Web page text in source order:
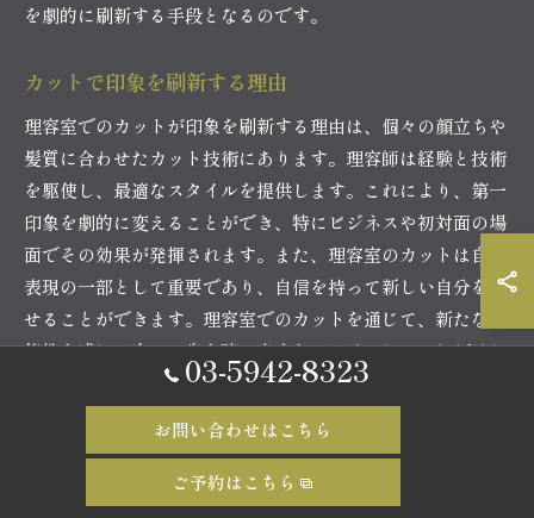
を劇的に刷新する手段となるのです。
カットで印象を刷新する理由
理容室でのカットが印象を刷新する理由は、個々の顔立ちや
髪質に合わせたカット技術にあります。理容師は経験と技術
を駆使し、最適なスタイルを提供します。これにより、第一
印象を劇的に変えることができ、特にビジネスや初対面の場
面でその効果が発揮されます。また、理容室のカットは自己
表現の一部として重要であり、自信を持って新しい自分を見
せることができます。理容室でのカットを通じて、新たな可
能性を感じ、次の一歩を踏み出すきっかけにしていただけれ
ば幸いです。本記事を通して理容室でのカットの魅力を知
り、次回のカットの際にぜひ新しい自分を見つけてくださ
03-5942-8323
お問い合わせはこちら
ご予約はこちら